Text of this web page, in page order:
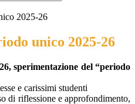
2025-26
unico 2025-26
sperimentazione del “periodo
e carissimi studenti
di riflessione e approfondimento,